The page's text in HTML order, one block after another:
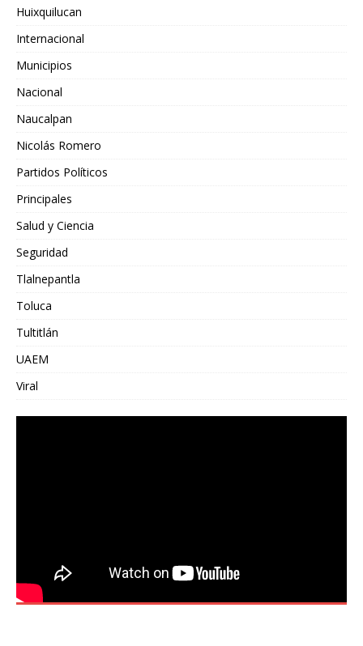
Huixquilucan
Internacional
Municipios
Nacional
Naucalpan
Nicolás Romero
Partidos Políticos
Principales
Salud y Ciencia
Seguridad
Tlalnepantla
Toluca
Tultitlán
UAEM
Viral